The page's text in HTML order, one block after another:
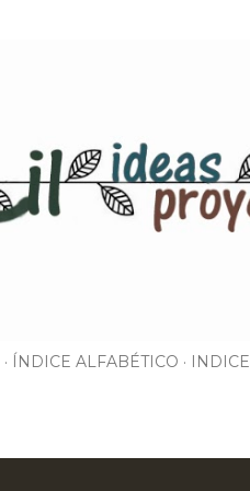
ÍNDICE ALFABÉTICO INDICE